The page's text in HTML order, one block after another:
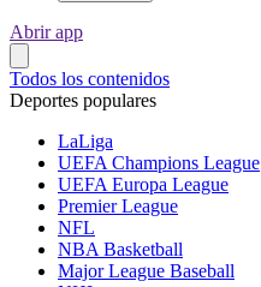
Abrir app
Todos los contenidos
Deportes populares
LaLiga
UEFA Champions League
UEFA Europa League
Premier League
NFL
NBA Basketball
Major League Baseball